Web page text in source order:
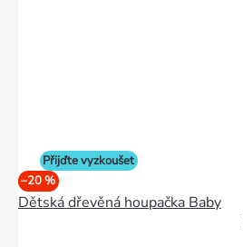
Přijďte vyzkoušet
–20 %
Dětská dřevěná houpačka Baby